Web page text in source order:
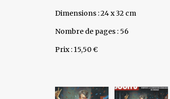
Dimensions : 24 x 32 cm
Nombre de pages : 56
Prix : 15,50 €